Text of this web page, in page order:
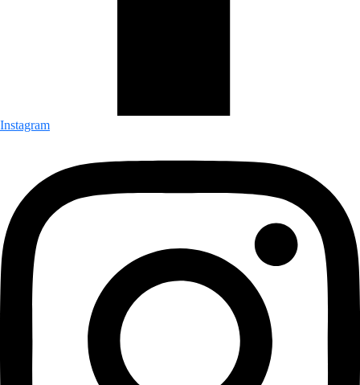
Instagram